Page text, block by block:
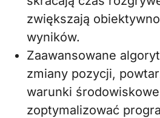
zwiększają
wyników.
Zaawansowane
zmiany pozycji,
warunki
zoptymalizować